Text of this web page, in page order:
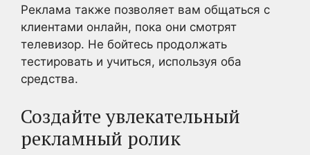
Реклама также позволяет вам общаться с
клиентами онлайн, пока они смотрят
телевизор. Не бойтесь продолжать
тестировать и учиться, используя оба
средства.
Создайте увлекательный
рекламный ролик